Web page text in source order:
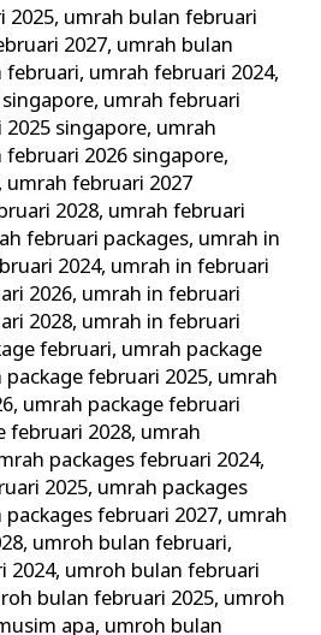
2025, umrah bulan februari
2027, umrah bulan
februari, umrah februari 2024,
, umrah februari
singapore, umrah
februari 2026 singapore,
umrah februari 2027
2028, umrah februari
februari packages, umrah in
2024, umrah in februari
2026, umrah in februari
2028, umrah in februari
februari, umrah package
package februari 2025, umrah
, umrah package februari
februari 2028, umrah
packages februari 2024,
2025, umrah packages
packages februari 2027, umrah
, umroh bulan februari,
2024, umroh bulan februari
bulan februari 2025, umroh
apa, umroh bulan